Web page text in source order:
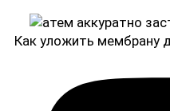
Как уложить мембрану